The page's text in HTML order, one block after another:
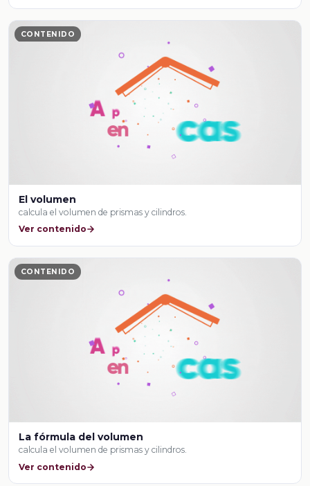
CONTENIDO
El volumen
calcula el volumen de prismas y cilindros.
Ver contenido
CONTENIDO
La fórmula del volumen
calcula el volumen de prismas y cilindros.
Ver contenido